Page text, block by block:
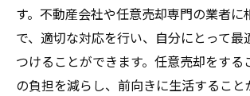
す。不動産会社や任意売却専門の業者に
で、適切な対応を行い、自分にとって最
つけることができます。任意売却をする
の負担を減らし、前向きに生活すること